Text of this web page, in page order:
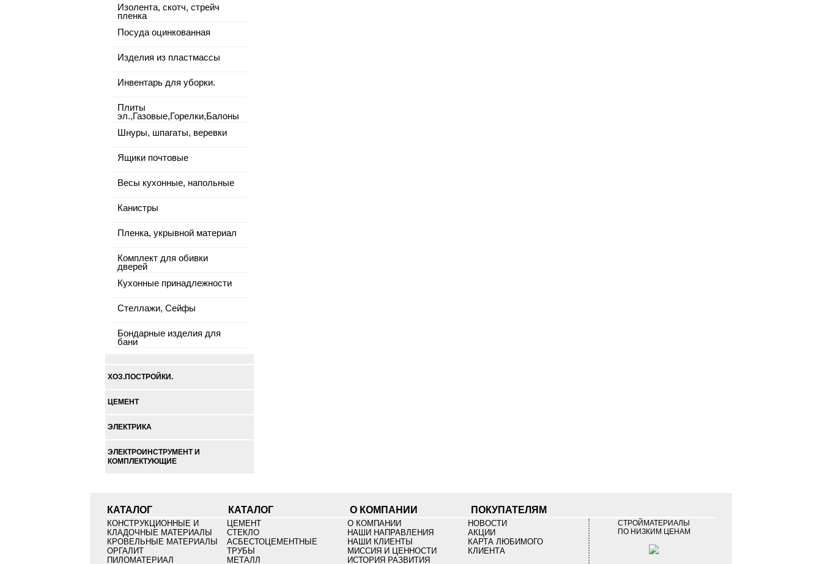
Изолента, скотч, стрейч
пленка
Посуда оцинкованная
Изделия из пластмассы
Инвентарь для уборки.
Плиты
эл.,Газовые,Горелки,Балоны
Шнуры, шпагаты, веревки
Ящики почтовые
Весы кухонные, напольные
Канистры
Пленка, укрывной материал
Комплект для обивки
дверей
Кухонные принадлежности
Стеллажи, Сейфы
Бондарные изделия для
бани
ХОЗ.ПОСТРОЙКИ.
ЦЕМЕНТ
ЭЛЕКТРИКА
ЭЛЕКТРОИНСТРУМЕНТ И
КОМПЛЕКТУЮЩИЕ
КАТАЛОГ КАТАЛОГ О КОМПАНИИ ПОКУПАТЕЛЯМ
КОНСТРУКЦИОННЫЕ И
КЛАДОЧНЫЕ МАТЕРИАЛЫ
КРОВЕЛЬНЫЕ МАТЕРИАЛЫ
ОРГАЛИТ
ПИЛОМАТЕРИАЛ
ЦЕМЕНТ
СТЕКЛО
АСБЕСТОЦЕМЕНТНЫЕ
ТРУБЫ
МЕТАЛЛ
О КОМПАНИИ
НАШИ НАПРАВЛЕНИЯ
НАШИ КЛИЕНТЫ
МИССИЯ И ЦЕННОСТИ
ИСТОРИЯ РАЗВИТИЯ
НОВОСТИ
АКЦИИ
КАРТА ЛЮБИМОГО
КЛИЕНТА
СТРОЙМАТЕРИАЛЫ
ПО НИЗКИМ ЦЕНАМ